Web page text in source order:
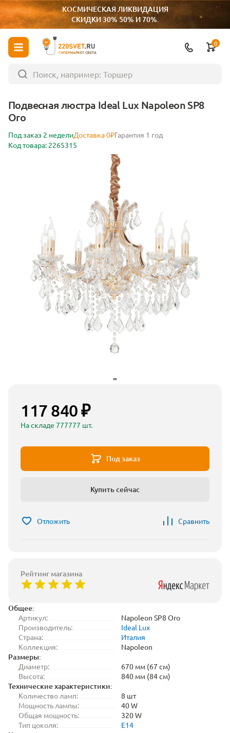
КОСМИЧЕСКАЯ ЛИКВИДАЦИЯ
СКИДКИ 30% 50% И 70%.
ГИПЕРМАРКЕТ СВЕТА
0
Подвесная люстра Ideal Lux Napoleon SP8
Oro
Под заказ 2 неделиДоставка 0₽Гарантия 1 год
Код товара: 2265315
Общее:
Артикул:
Napoleon SP8 Oro
Производитель:
Ideal Lux
Страна:
Италия
Коллекция:
Napoleon
Размеры:
Диаметр:
670 мм (67 см)
Высота:
840 мм (84 см)
Технические характеристики:
Количество ламп:
8 шт
Мощность лампы:
40 W
Общая мощность:
320 W
Тип цоколя:
E14
117 840 ₽
На складе 777777 шт.
Под заказ
Купить сейчас
Отложить Сравнить
Рейтинг магазина